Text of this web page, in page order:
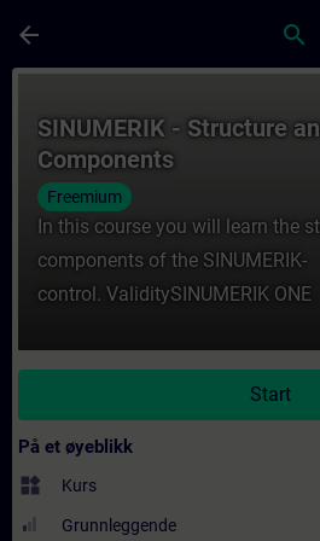
arrow_back search
SINUMERIK - Structure
Components
Freemium
In this course you will learn the
components of the SINUMERIK-
control. ValiditySINUMERIK ONE
Start
På et øyeblikk
widgets Kurs
Grunnleggende